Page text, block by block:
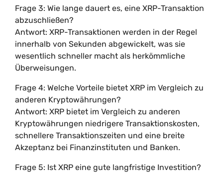
Frage 3: Wie lange dauert es, eine XRP-Transaktion
abzuschließen?
Antwort: XRP-Transaktionen werden in der Regel
innerhalb von Sekunden abgewickelt, was sie
wesentlich schneller macht als herkömmliche
Überweisungen.
Frage 4: Welche Vorteile bietet XRP im Vergleich zu
anderen Kryptowährungen?
Antwort: XRP bietet im Vergleich zu anderen
Kryptowährungen niedrigere Transaktionskosten,
schnellere Transaktionszeiten und eine breite
Akzeptanz bei Finanzinstituten und Banken.
Frage 5: Ist XRP eine gute langfristige Investition?